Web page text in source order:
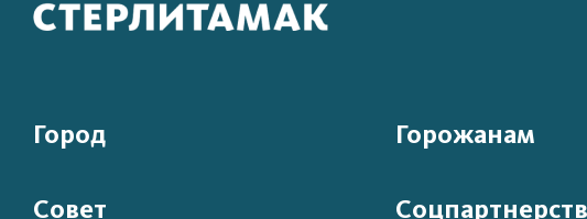
Город
Совет
Горожанам